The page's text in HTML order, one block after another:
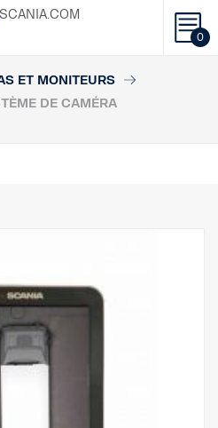
0
SCANIA.COM
ET MONITEURS
DE CAMÉRA